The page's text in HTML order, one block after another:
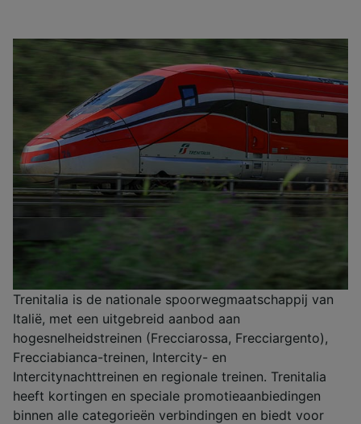
Trenitalia is de nationale spoorwegmaatschappij van
Italië, met een uitgebreid aanbod aan
hogesnelheidstreinen (Frecciarossa, Frecciargento),
Frecciabianca-treinen, Intercity- en
Intercitynachttreinen en regionale treinen. Trenitalia
heeft kortingen en speciale promotieaanbiedingen
binnen alle categorieën verbindingen en biedt voor